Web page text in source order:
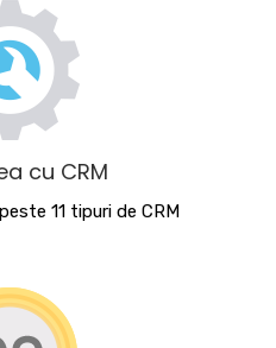
cu CRM
11 tipuri de CRM